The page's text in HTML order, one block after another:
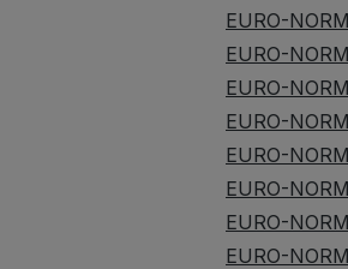
EURO-
EURO-
EURO-
EURO-
EURO-
EURO-
EURO-
EURO-